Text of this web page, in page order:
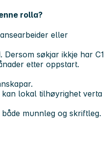
rolla?
eller
Dersom søkjar ikkje har C1
etter oppstart.
lokal tilhøyrighet verta
munnleg og skriftleg.